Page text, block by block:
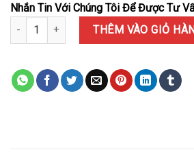
Nhắn Tin Với Chúng Tôi Để Được Tư
Đồng Hồ Audemars Piguet Royal Oak
THÊM VÀO GIỎ